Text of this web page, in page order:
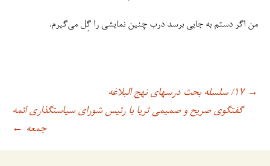
من اگر دستم به جایی برسد درب چنین نمایشی را گِل می‌گیرم.
ناوبری
→ ۱۷/ سلسله بحث درسهای نهج البلاغه
گفتگوی صریح و صمیمی ثریا با رئیس شورای سیاستگذاری ائمه
جمعه ←